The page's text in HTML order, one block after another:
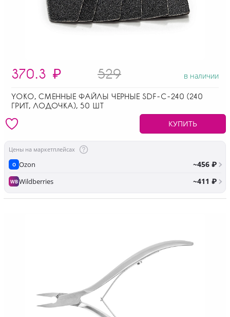
370.3 ₽ 529 в наличии
YOKO, СМЕННЫЕ ФАЙЛЫ ЧЕРНЫЕ SDF-C-240 (240
ГРИТ, ЛОДОЧКА), 50 ШТ
КУПИТЬ
Цены на маркетплейсах
O Ozon ~456 ₽
WBWildberries ~411 ₽